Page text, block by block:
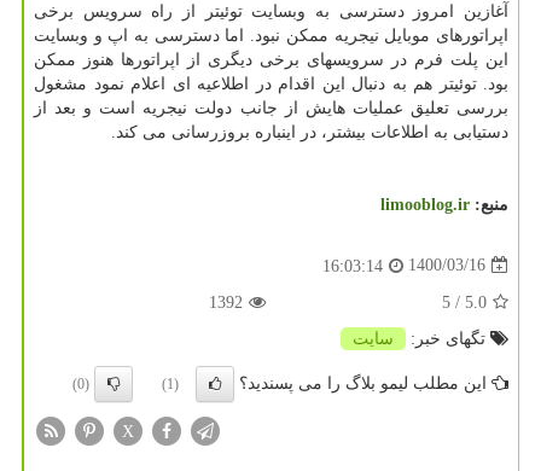
آغازین امروز دسترسی به وبسایت توئیتر از راه سرویس برخی
اپراتورهای موبایل نیجریه ممکن نبود. اما دسترسی به اپ و وبسایت
این پلت فرم در سرویسهای برخی دیگری از اپراتورها هنوز ممکن
بود. توئیتر هم به دنبال این اقدام در اطلاعیه ای اعلام نمود مشغول
بررسی تعلیق عملیات هایش از جانب دولت نیجریه است و بعد از
دستیابی به اطلاعات بیشتر، در اینباره بروزرسانی می کند.
منبع: limooblog.ir
1400/03/16
16:03:14
5.0
/ 5
1392
تگهای خبر:
سایت
این مطلب لیمو بلاگ را می پسندید؟ (1)
(0)
X